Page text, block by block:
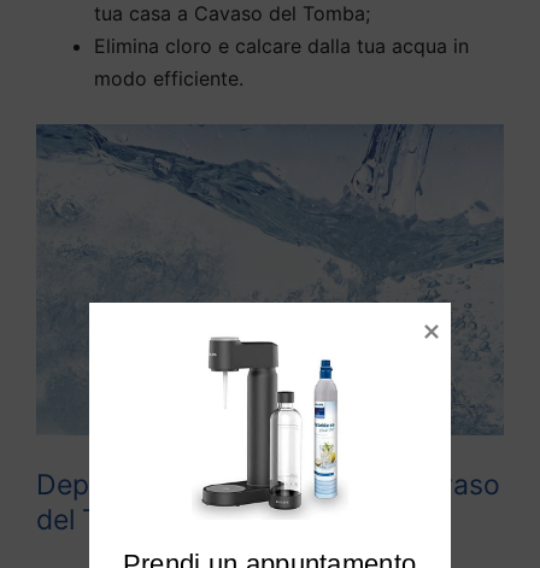
tua casa a Cavaso del Tomba;
Elimina cloro e calcare dalla tua acqua in
modo efficiente.
Depuratori acqua domestici Cavaso
del Tomba